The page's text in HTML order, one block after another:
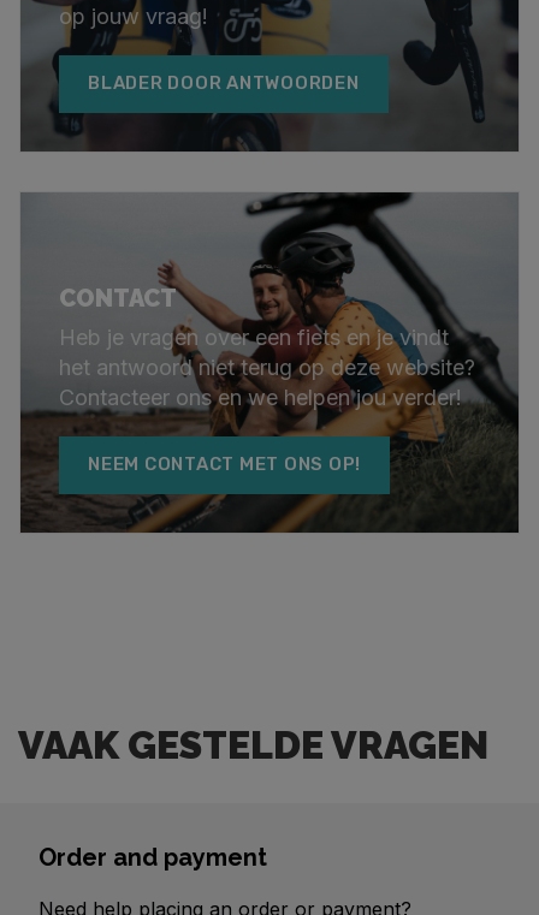
op jouw vraag!
BLADER DOOR ANTWOORDEN
CONTACT
Heb je vragen over een fiets en je vindt
het antwoord niet terug op deze website?
Contacteer ons en we helpen jou verder!
NEEM CONTACT MET ONS OP!
VAAK GESTELDE VRAGEN
Order and payment
Need help placing an order or payment?